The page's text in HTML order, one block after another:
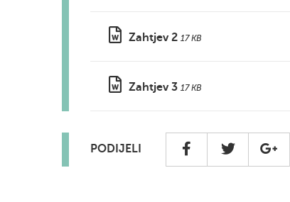
Zahtjev 2 17 KB
Zahtjev 3 17 KB
PODIJELI